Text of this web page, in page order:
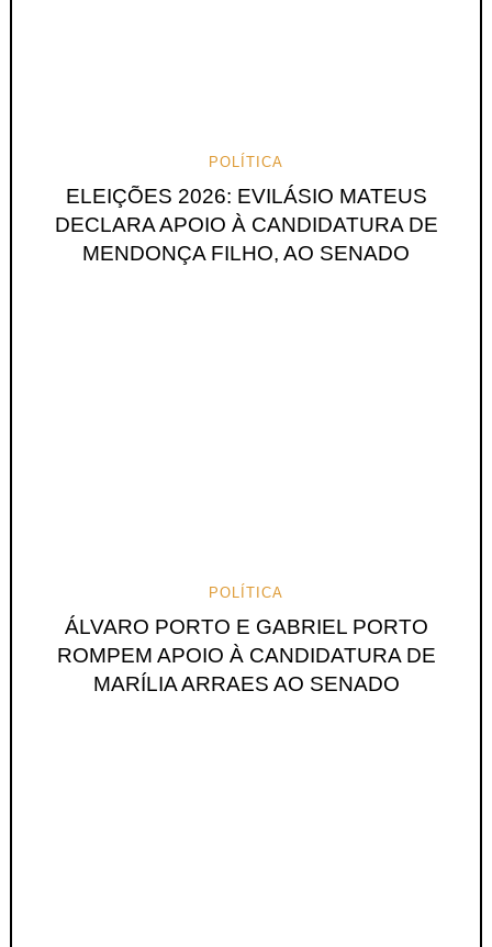
POLÍTICA
ELEIÇÕES 2026: EVILÁSIO MATEUS
DECLARA APOIO À CANDIDATURA DE
MENDONÇA FILHO, AO SENADO
POLÍTICA
ÁLVARO PORTO E GABRIEL PORTO
ROMPEM APOIO À CANDIDATURA DE
MARÍLIA ARRAES AO SENADO